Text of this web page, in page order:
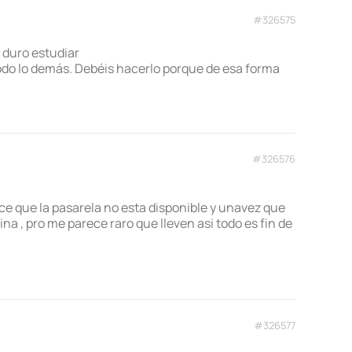
#326575
duro estudiar
lo demás. Debéis hacerlo porque de esa forma
#326576
que la pasarela no esta disponible y unavez que
, pro me parece raro que lleven asi todo es fin de
#326577